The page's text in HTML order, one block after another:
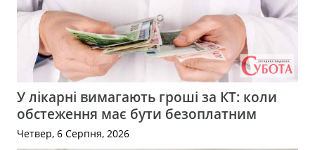
У лікарні вимагають гроші за КТ: коли
обстеження має бути безоплатним
Четвер, 6 Серпня, 2026